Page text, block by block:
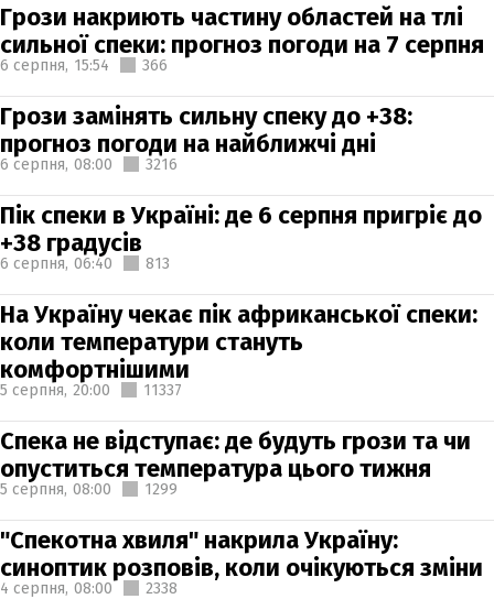
Грози накриють частину областей на тлі
сильної спеки: прогноз погоди на 7 серпня
6 серпня, 15:54 366
Грози замінять сильну спеку до +38:
прогноз погоди на найближчі дні
6 серпня, 08:00 3216
Пік спеки в Україні: де 6 серпня пригріє до
+38 градусів
6 серпня, 06:40 813
На Україну чекає пік африканської спеки:
коли температури стануть
комфортнішими
5 серпня, 20:00 11337
Спека не відступає: де будуть грози та чи
опуститься температура цього тижня
5 серпня, 08:00 1299
"Спекотна хвиля" накрила Україну:
синоптик розповів, коли очікуються зміни
4 серпня, 08:00 2338